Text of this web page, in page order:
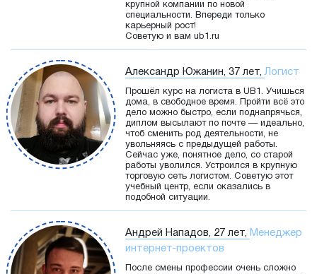
крупной компании по новой
специальности. Впереди только
карьерный рост!
Советую и вам ub1.ru
Александр Южанин, 37 лет,Логист
Прошёл курс на логиста в UB1. Учишься
дома, в свободное время. Пройти всё это
дело можно быстро, если поднапрячься,
диплом высылают по почте — идеально,
чтоб сменить род деятельности, не
увольняясь с предыдущей работы.
Сейчас уже, понятное дело, со старой
работы уволился. Устроился в крупную
торговую сеть логистом. Советую этот
учебный центр, если оказались в
подобной ситуации.
Андрей Нападов, 27 лет, Менеджер
интернет-проектов
После смены профессии очень сложно